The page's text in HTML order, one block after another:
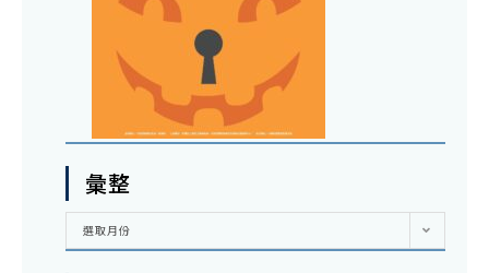
彙整
彙
選取月份